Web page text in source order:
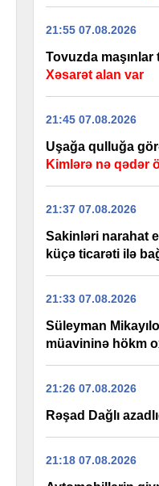
21:55 07.08.2026
Tovuzda
Xəsarət alan var
21:45 07.08.2026
Uşağa qulluğa
Kimlərə nə qədər
21:37 07.08.2026
Sakinləri narahat
küçə ticarəti ilə
21:33 07.08.2026
Süleyman
müavininə hökm
21:26 07.08.2026
Rəşad Dağlı
21:18 07.08.2026